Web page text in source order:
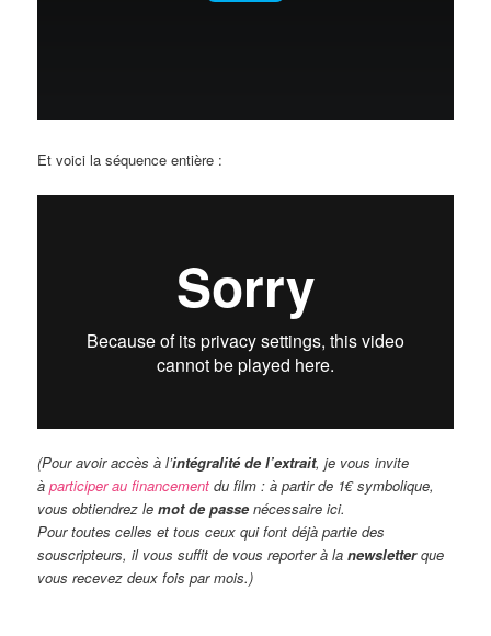
Et voici la séquence entière :
(Pour avoir accès à l’intégralité de l’extrait, je vous invite
àparticiper au financement du film : à partir de 1€ symbolique,
vous obtiendrez lemot de passe nécessaire ici.
Pour toutes celles et tous ceux qui font déjà partie des
souscripteurs, il vous suffit de vous reporter à lanewsletterque
vous recevez deux fois par mois.)